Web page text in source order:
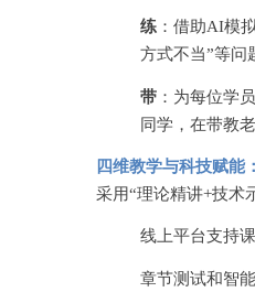
练 ：借助AI模
方式不当”等问
带 ：为每位学
同学，在带教
四维教学与科技赋能
采用“理论精讲+技术
线上平台支持
章节测试和智